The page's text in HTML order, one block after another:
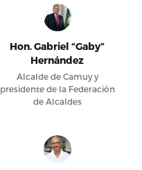
Hon. Gabriel “Gaby”
Hernández
Alcalde de Camuy y
presidente de la Federación
de Alcaldes